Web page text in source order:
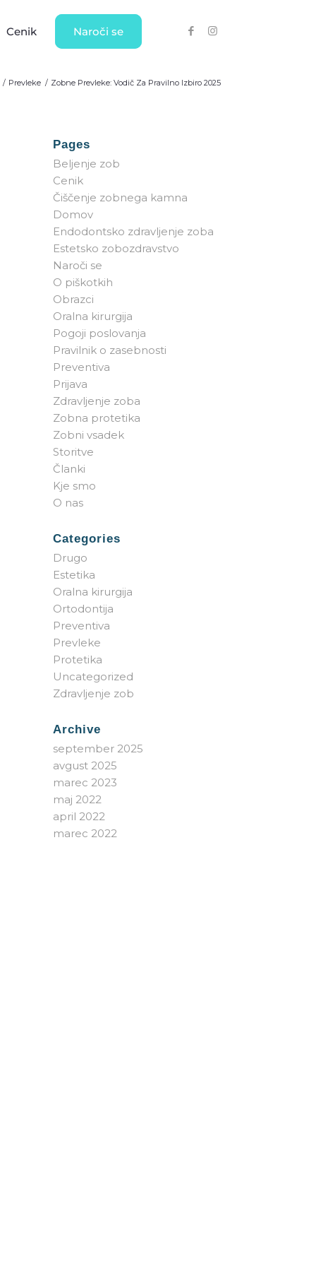
Cenik Naroči se
oz. krona
delne prevleke
zobozdravstvo
Bela plomba
Lasersko beljenje zob
Zobni nakit
/ Prevleke / Zobne Prevleke: Vodič Za Pravilno Izbiro 2025
Pages
Beljenje zob
Cenik
Čiščenje zobnega kamna
Domov
Endodontsko zdravljenje zoba
Estetsko zobozdravstvo
Naroči se
O piškotkih
Obrazci
Oralna kirurgija
Pogoji poslovanja
Pravilnik o zasebnosti
Preventiva
Prijava
Zdravljenje zoba
Zobna protetika
Zobni vsadek
Storitve
Članki
Kje smo
O nas
Categories
Drugo
Estetika
Oralna kirurgija
Ortodontija
Preventiva
Prevleke
Protetika
Uncategorized
Zdravljenje zob
Archive
september 2025
avgust 2025
marec 2023
maj 2022
april 2022
marec 2022